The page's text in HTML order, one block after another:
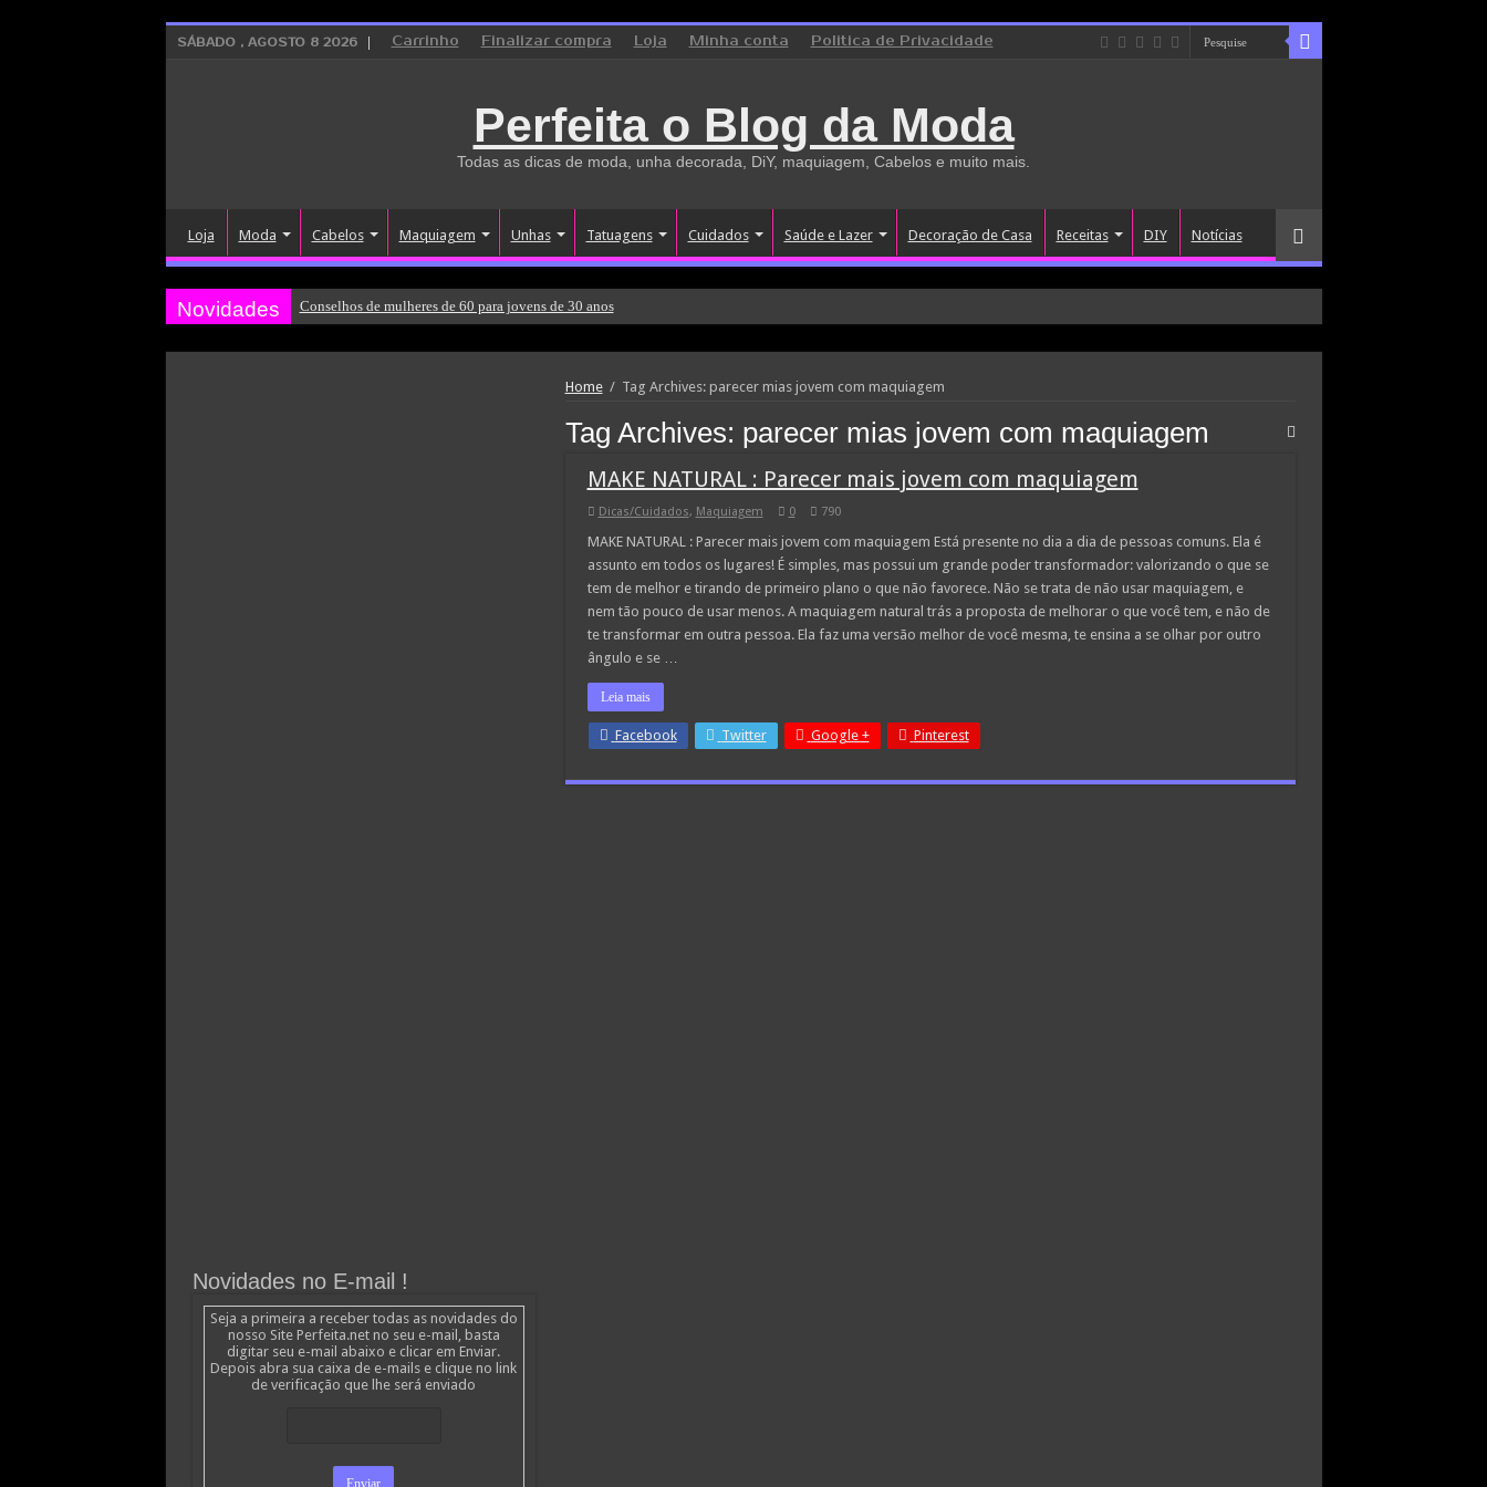
SÁBADO , AGOSTO 8 2026 Carrinho Finalizar compra Loja Minha conta Politica de Privacidade
Perfeita o Blog da Moda
Todas as dicas de moda, unha decorada, DiY, maquiagem, Cabelos e muito mais.
Loja Moda Cabelos Maquiagem Unhas Tatuagens Cuidados Saúde e Lazer Decoração de Casa Receitas DIY Notícias
Novidades Conselhos de mulheres de 60 para jovens de 30 anos
Home / Tag Archives: parecer mias jovem com maquiagem
Tag Archives: parecer mias jovem com maquiagem
MAKE NATURAL : Parecer mais jovem com maquiagem
Dicas/Cuidados, Maquiagem 0 790
MAKE NATURAL : Parecer mais jovem com maquiagem Está presente no dia a dia de pessoas comuns. Ela é
assunto em todos os lugares! É simples, mas possui um grande poder transformador: valorizando o que se
tem de melhor e tirando de primeiro plano o que não favorece. Não se trata de não usar maquiagem, e
nem tão pouco de usar menos. A maquiagem natural trás a proposta de melhorar o que você tem, e não de
te transformar em outra pessoa. Ela faz uma versão melhor de você mesma, te ensina a se olhar por outro
ângulo e se …
Leia mais
Facebook Twitter Google + Pinterest
Novidades no E-mail !
Seja a primeira a receber todas as novidades do
nosso Site Perfeita.net no seu e-mail, basta
digitar seu e-mail abaixo e clicar em Enviar.
Depois abra sua caixa de e-mails e clique no link
de verificação que lhe será enviado